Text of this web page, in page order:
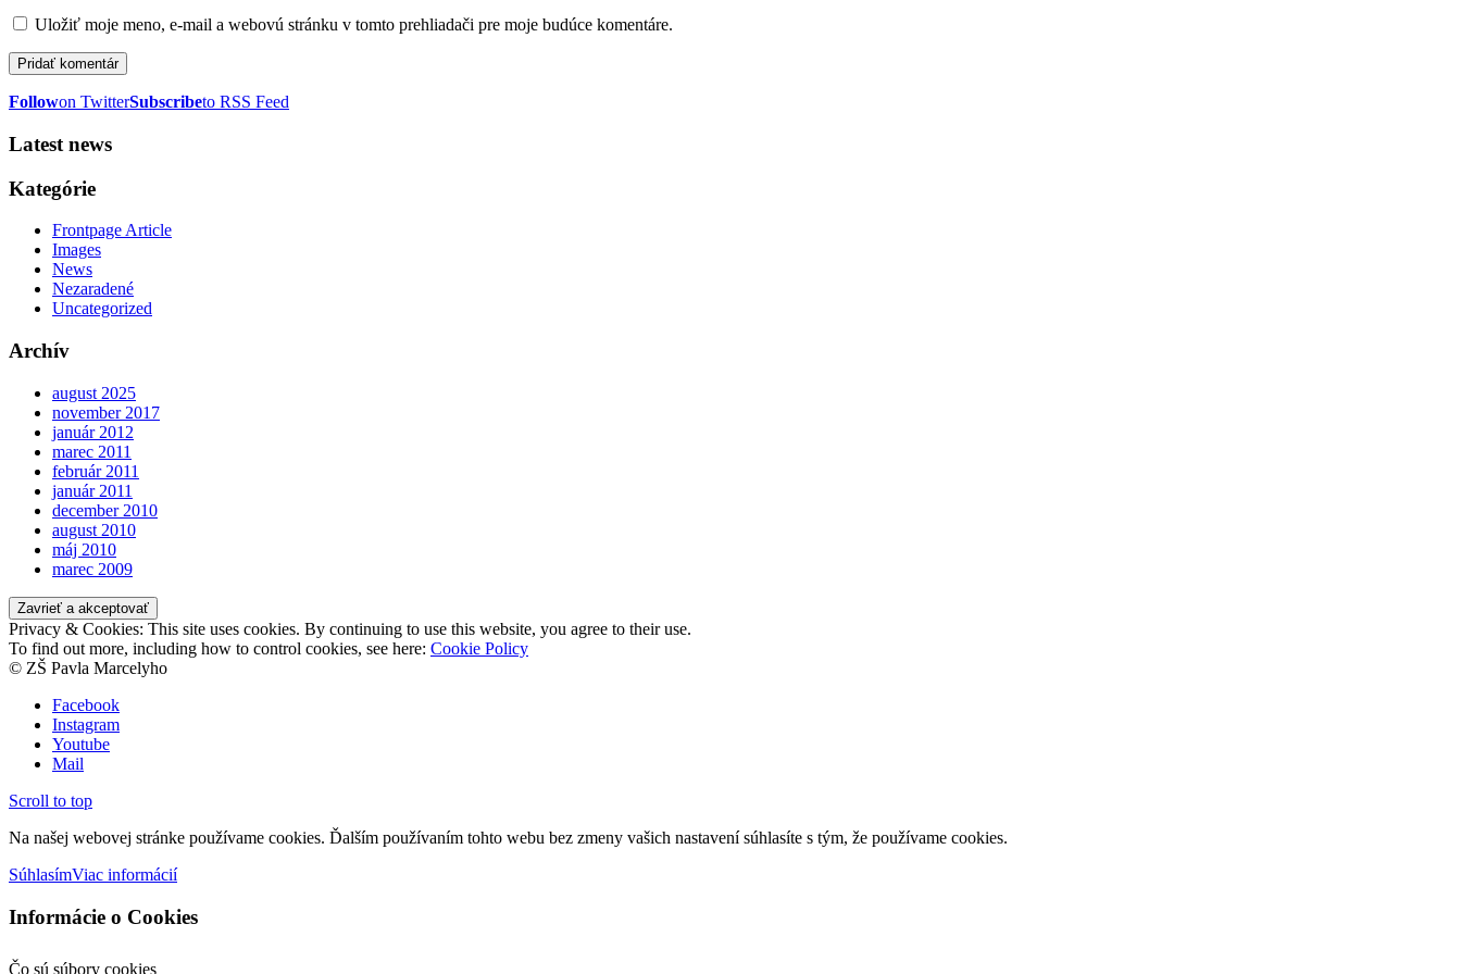
Uložiť moje meno, e-mail a webovú stránku v tomto prehliadači pre moje budúce komentáre.
Followon TwitterSubscribeto RSS Feed
Latest news
Kategórie
Frontpage Article
Images
News
Nezaradené
Uncategorized
Archív
august 2025
november 2017
január 2012
marec 2011
február 2011
január 2011
december 2010
august 2010
máj 2010
marec 2009
Privacy & Cookies: This site uses cookies. By continuing to use this website, you agree to their use.
To find out more, including how to control cookies, see here: Cookie Policy
© ZŠ Pavla Marcelyho
Facebook
Instagram
Youtube
Mail
Scroll to top
Na našej webovej stránke používame cookies. Ďalším používaním tohto webu bez zmeny vašich nastavení súhlasíte s tým, že používame cookies.
SúhlasímViac informácií
Informácie o Cookies
Čo sú súbory cookies